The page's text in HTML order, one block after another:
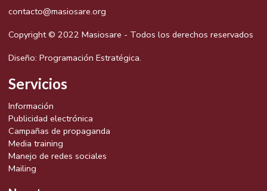
contacto@masiosare.org
Copyright © 2022 Masiosare - Todos los derechos reservados
Diseño: Programación Estratégica.
Servicios
Información
Publicidad electrónica
Campañas de propaganda
Media training
Manejo de redes sociales
Mailing